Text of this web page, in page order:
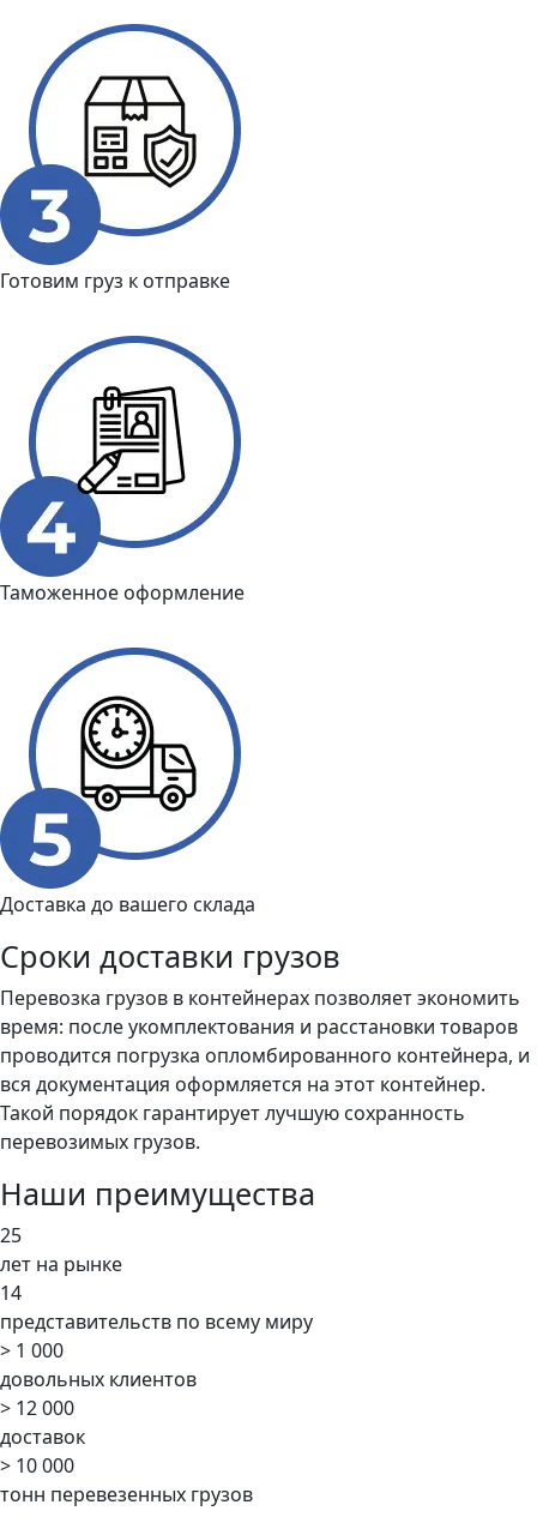
Готовим груз к отправке
Таможенное оформление
Доставка до вашего склада
Сроки доставки грузов
Перевозка грузов в контейнерах позволяет экономить
время: после укомплектования и расстановки товаров
проводится погрузка опломбированного контейнера, и
вся документация оформляется на этот контейнер.
Такой порядок гарантирует лучшую сохранность
перевозимых грузов.
Наши преимущества
25
лет на рынке
14
представительств по всему миру
> 1 000
довольных клиентов
> 12 000
доставок
> 10 000
тонн перевезенных грузов